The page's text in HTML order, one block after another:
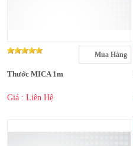
Mua Hàng
Thước MICA 1m
Giá : Liên Hệ